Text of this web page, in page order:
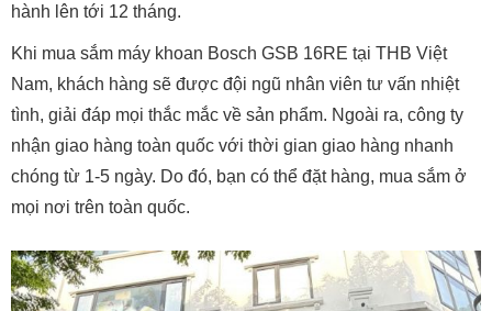
hành lên tới 12 tháng.
Khi mua sắm máy khoan Bosch GSB 16RE tại THB Việt
Nam, khách hàng sẽ được đội ngũ nhân viên tư vấn nhiệt
tình, giải đáp mọi thắc mắc về sản phẩm. Ngoài ra, công ty
nhận giao hàng toàn quốc với thời gian giao hàng nhanh
chóng từ 1-5 ngày. Do đó, bạn có thể đặt hàng, mua sắm ở
mọi nơi trên toàn quốc.